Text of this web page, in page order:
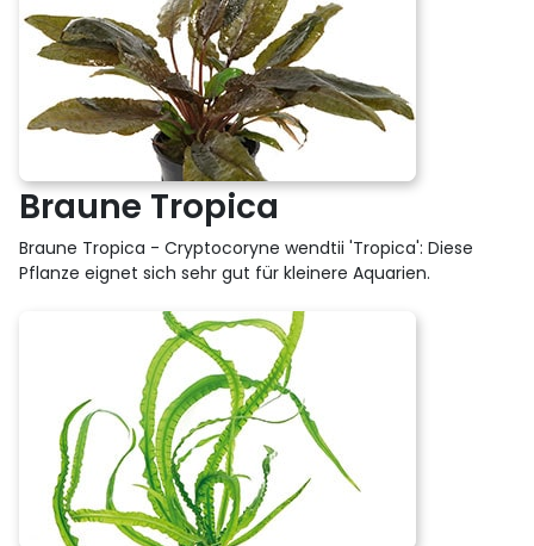
Braune Tropica
Braune Tropica - Cryptocoryne wendtii 'Tropica': Diese
Pflanze eignet sich sehr gut für kleinere Aquarien.